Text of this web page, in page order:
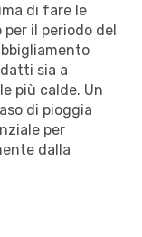
di fare le
il periodo del
sia a
più calde. Un
di pioggia
per
dalla